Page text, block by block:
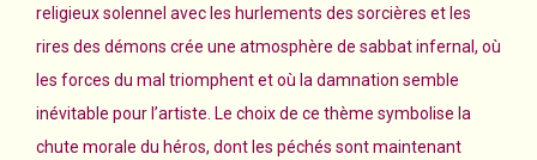
religieux solennel avec les hurlements des sorcières et les
rires des démons crée une atmosphère de sabbat infernal, où
les forces du mal triomphent et où la damnation semble
inévitable pour l’artiste. Le choix de ce thème symbolise la
chute morale du héros, dont les péchés sont maintenant